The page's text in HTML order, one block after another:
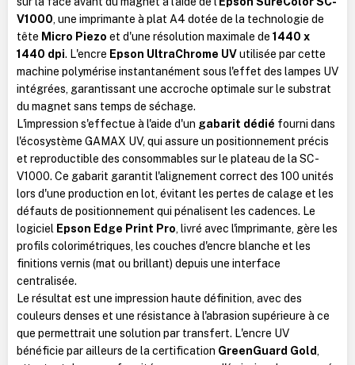
V1000, une imprimante à plat A4 dotée de la technologie de
tête Micro Piezo et d'une résolution maximale de 1440 x
1440 dpi. L'encre Epson UltraChrome UVutilisée par cette
machine polymérise instantanément sous l'effet des lampes UV
intégrées, garantissant une accroche optimale sur le substrat
du magnet sans temps de séchage.
L'impression s'effectue à l'aide d'un gabarit dédié fourni dans
l'écosystème GAMAX UV, qui assure un positionnement précis
et reproductible des consommables sur le plateau de la SC-
V1000. Ce gabarit garantit l'alignement correct des 100 unités
lors d'une production en lot, évitant les pertes de calage et les
défauts de positionnement qui pénalisent les cadences. Le
logiciel Epson Edge Print Pro, livré avec l'imprimante, gère les
profils colorimétriques, les couches d'encre blanche et les
finitions vernis (mat ou brillant) depuis une interface
centralisée.
Le résultat est une impression haute définition, avec des
couleurs denses et une résistance à l'abrasion supérieure à ce
que permettrait une solution par transfert. L'encre UV
bénéficie par ailleurs de la certification GreenGuard Gold,